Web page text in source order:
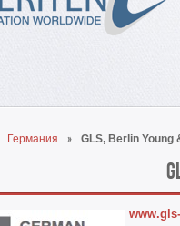
Германия GLS, Berlin Young